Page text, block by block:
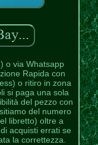
o via Whatsapp
Rapida con
o ritiro in zona
si paga una sola
del pezzo con
del numero
libretto) oltre a
acquisti errati se
la correttezza.